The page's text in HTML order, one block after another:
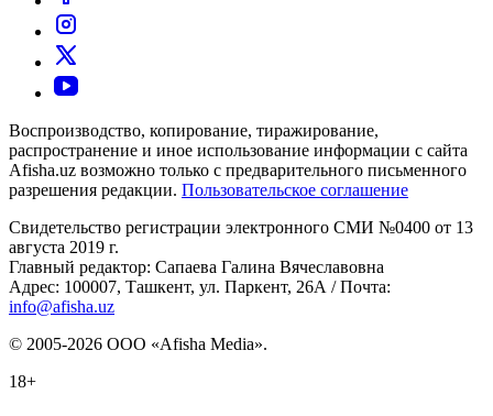
Воспроизводство, копирование, тиражирование,
распространение и иное использование информации с сайта
Afisha.uz возможно только с предварительного письменного
разрешения редакции. Пользовательское соглашение
Свидетельство регистрации электронного СМИ №0400 от 13
августа 2019 г.
Главный редактор: Сапаева Галина Вячеславовна
Адрес: 100007, Ташкент, ул. Паркент, 26А / Почта:
info@afisha.uz
© 2005-2026 ООО «Afisha Media».
18+